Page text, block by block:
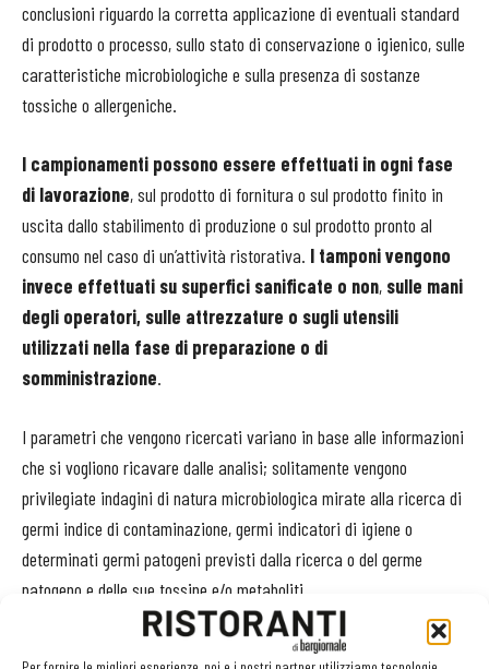
conclusioni riguardo la corretta applicazione di eventuali standard
di prodotto o processo, sullo stato di conservazione o igienico, sulle
caratteristiche microbiologiche e sulla presenza di sostanze
tossiche o allergeniche.
I campionamenti possono essere effettuati in ogni fase
di lavorazione, sul prodotto di fornitura o sul prodotto finito in
uscita dallo stabilimento di produzione o sul prodotto pronto al
consumo nel caso di un’attività ristorativa. I tamponi vengono
invece effettuati su superfici sanificate o non, sulle mani
degli operatori, sulle attrezzature o sugli utensili
utilizzati nella fase di preparazione o di
somministrazione.
I parametri che vengono ricercati variano in base alle informazioni
che si vogliono ricavare dalle analisi; solitamente vengono
privilegiate indagini di natura microbiologica mirate alla ricerca di
germi indice di contaminazione, germi indicatori di igiene o
determinati germi patogeni previsti dalla ricerca o del germe
patogeno e delle sue tossine e/o metaboliti.
I criteri microbiologici sono obbligatori quando sono stabiliti da una